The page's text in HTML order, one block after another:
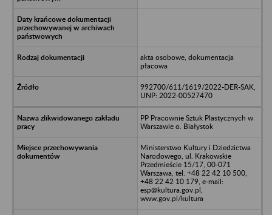
akta osobowe, dokumentacja
płacowa
992700/611/1619/2022-DER-SAK,
UNP: 2022-00527470
PP Pracownie Sztuk Plastycznych w
Warszawie o. Białystok
Ministerstwo Kultury i Dziedzictwa
Narodowego, ul. Krakowskie
Przedmieście 15/17, 00-071
Warszawa, tel. +48 22 42 10 500,
+48 22 42 10 179, e-mail:
esp@kultura.gov.pl,
www.gov.pl/kultura